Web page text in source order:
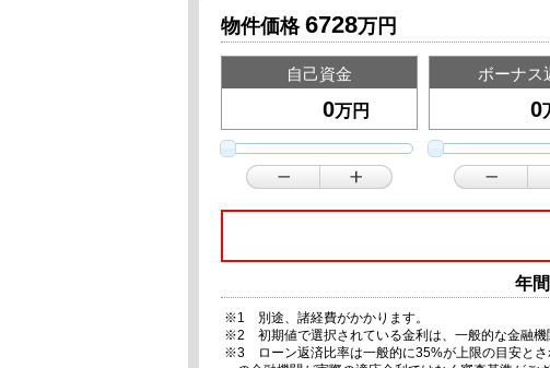
物件価格 6728万円
自己資金
万円
ボーナス
年
※1 別途、諸経費がかかります。
※2 初期値で選択されている金利は、一般的な金融機
※3 ローン返済比率は一般的に35%が上限の目安とさ